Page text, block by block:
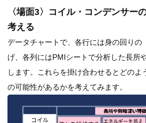
〈場面3〉コイル・コンデンサー
考える
データチャートで、各行には身の回りの
げ、各列にはPMIシートで分析した長所
します。これらを掛け合わせるとどのよ
の可能性があるかを考えてみます。